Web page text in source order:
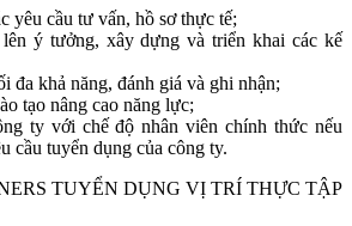
yêu cầu tư vấn, hồ sơ thực tế;
ý tưởng, xây dựng và triển khai các kế
đa khả năng, đánh giá và ghi nhận;
tạo nâng cao năng lực;
ty với chế độ nhân viên chính thức nếu
cầu tuyển dụng của công ty.